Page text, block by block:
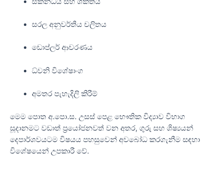
සරල අනුවර්තීය චලිතය
ඩොප්ලර් ආචරණය
ධ්වනි විශේෂාංග
අමතර පැහැදිලි කිරීම්
මෙම පොත අ.පො.ස. උසස් පෙළ භෞතික විද්‍යාව විභාග
සූදානමට වඩාත් ප්‍රයෝජනවත් වන අතර, ගුරු සහ ශිෂ්‍යයන්
දෙපාර්ශවයටම විෂයය පහසුවෙන් අවබෝධ කරගැනීම සඳහා
විශේෂයෙන් උපකාරී වේ.